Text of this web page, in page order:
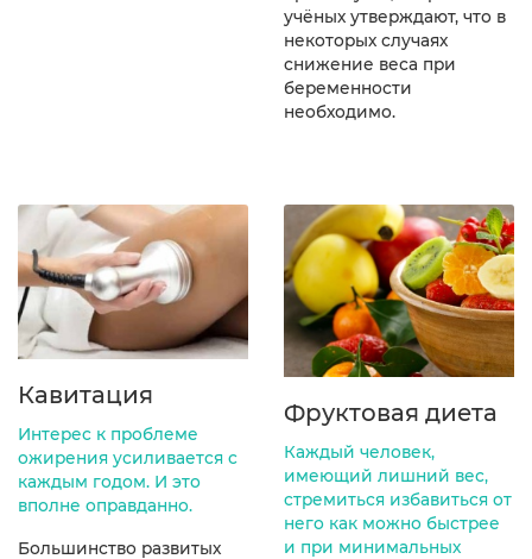
учёных утверждают, что в
некоторых случаях
снижение веса при
беременности
необходимо.
Кавитация
Интерес к проблеме
ожирения усиливается с
каждым годом. И это
вполне оправданно.
Большинство развитых
Фруктовая диета
Каждый человек,
имеющий лишний вес,
стремиться избавиться от
него как можно быстрее
и при минимальных